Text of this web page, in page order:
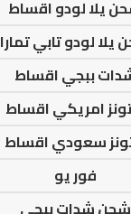
يلا لودو اقساط
يلا لودو تابي تمارا
ببجي اقساط
امريكي اقساط
سعودي اقساط
فور يو
شحن شدات ببجي